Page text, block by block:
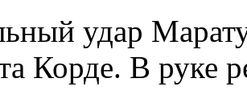
удар
Корде. В руке